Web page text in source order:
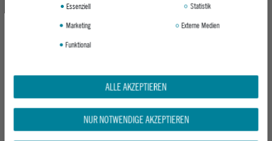
VERSAND
Essenziell
Statistik
Marketing
Externe Medien
Funktional
ALLE AKZEPTIEREN
NUR NOTWENDIGE AKZEPTIEREN